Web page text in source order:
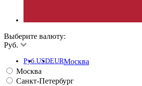
Выберите валюту:
Руб.
Руб.USDEURМосква
Москва
Санкт-Петербург